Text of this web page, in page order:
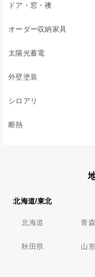
ドア・窓・襖
オーダー収納家具
太陽光蓄電
外壁塗装
シロアリ
断熱
北海道/東北
北海道 青
秋田県 山